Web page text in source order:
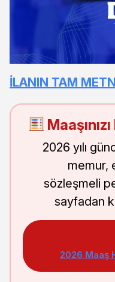
İLANIN TAM
2026 yılı
memur,
sözleşmeli
sayfadan
2026 Maaş